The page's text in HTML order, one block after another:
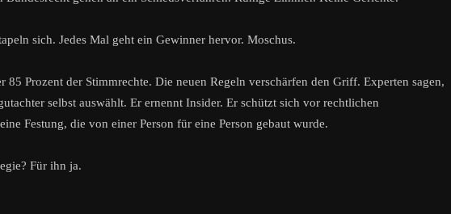
sich. Jedes Mal geht ein Gewinner hervor. Moschus.
85 Prozent der Stimmrechte. Die neuen Regeln verschärfen den Griff. Experten sagen,
selbst auswählt. Er ernennt Insider. Er schützt sich vor rechtlichen
Festung, die von einer Person für eine Person gebaut wurde.
Für ihn ja.